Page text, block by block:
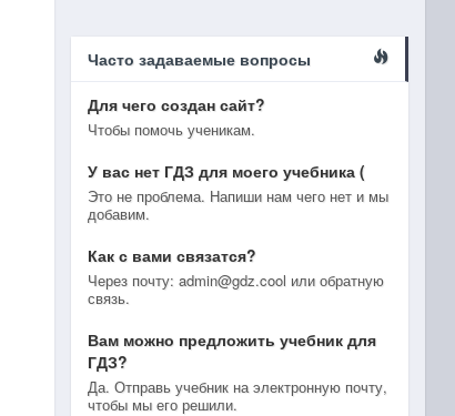
Часто задаваемые вопросы
Для чего создан сайт?
Чтобы помочь ученикам.
У вас нет ГДЗ для моего учебника (
Это не проблема. Напиши нам чего нет и мы
добавим.
Как с вами связатся?
Через почту: admin@gdz.cool или обратную
связь.
Вам можно предложить учебник для
ГДЗ?
Да. Отправь учебник на электронную почту,
чтобы мы его решили.